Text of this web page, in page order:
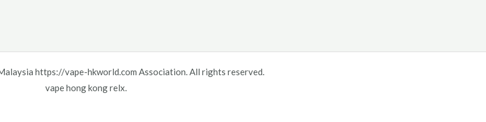
https://vape-hkworld.com Association. All rights reserved.
vape hong kong relx.